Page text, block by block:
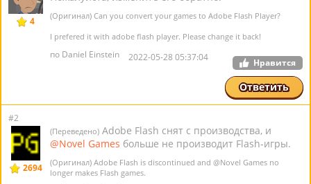
4
(Оригинал) Can you convert your games to Adobe Flash Player?
I prefered it with adobe flash player. Please change it back!
по Daniel Einstein 2022-05-28 05:37:04 Нравится
Ответить
#2
2694
(Переведено) Adobe Flash снят с производства, и
@Novel Games больше не производит Flash-игры.
(Оригинал) Adobe Flash is discontinued and @Novel Games no
longer makes Flash games.